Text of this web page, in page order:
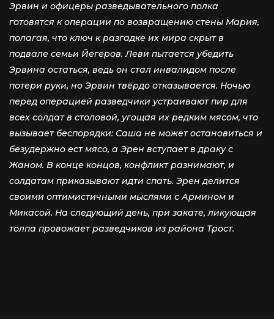
Эрвин и офицеры разведывательного полка
готовятся к операции по возвращению стены Мария,
полагая, что ключ к разгадке их мира скрыт в
подвале семьи Йегеров. Леви пытается убедить
Эрвина остаться, ведь он стал инвалидом после
потери руки, но Эрвин твёрдо отказывается. Ночью
перед операцией разведчики устраивают пир для
всех солдат в столовой, угощая их редким мясом, что
вызывает беспорядки: Саша не может остановиться и
безудержно ест мясо, а Эрен вступает в драку с
Жаном. В конце концов, конфликт разнимают, и
солдатам приказывают идти спать. Эрен делится
своими оптимистичными мыслями с Армином и
Микасой. На следующий день, при закате, ликующая
толпа провожает разведчиков из района Трост.